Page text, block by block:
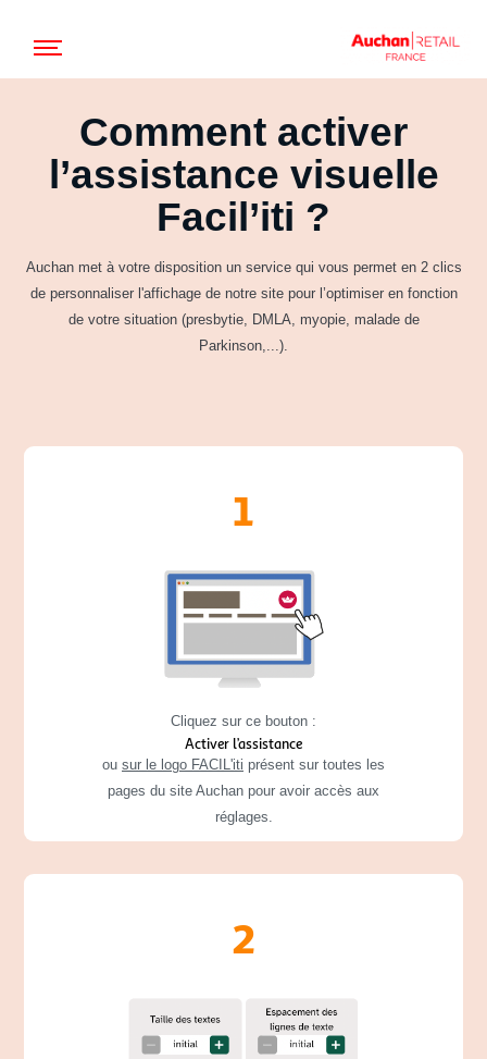
Comment activer
l’assistance visuelle
Facil’iti ?
Auchan met à votre disposition un service qui vous permet en 2 clics
de personnaliser l'affichage de notre site pour l’optimiser en fonction
de votre situation (presbytie, DMLA, myopie, malade de
Parkinson,...).
1
Cliquez sur ce bouton :
Activer l’assistance
ou sur le logo FACIL'iti présent sur toutes les
pages du site Auchan pour avoir accès aux
réglages.
2